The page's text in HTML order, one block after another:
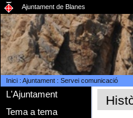
Ajuntament de Blanes
Inici: Ajuntament: Servei comunicació
L'Ajuntament
Tema a tema